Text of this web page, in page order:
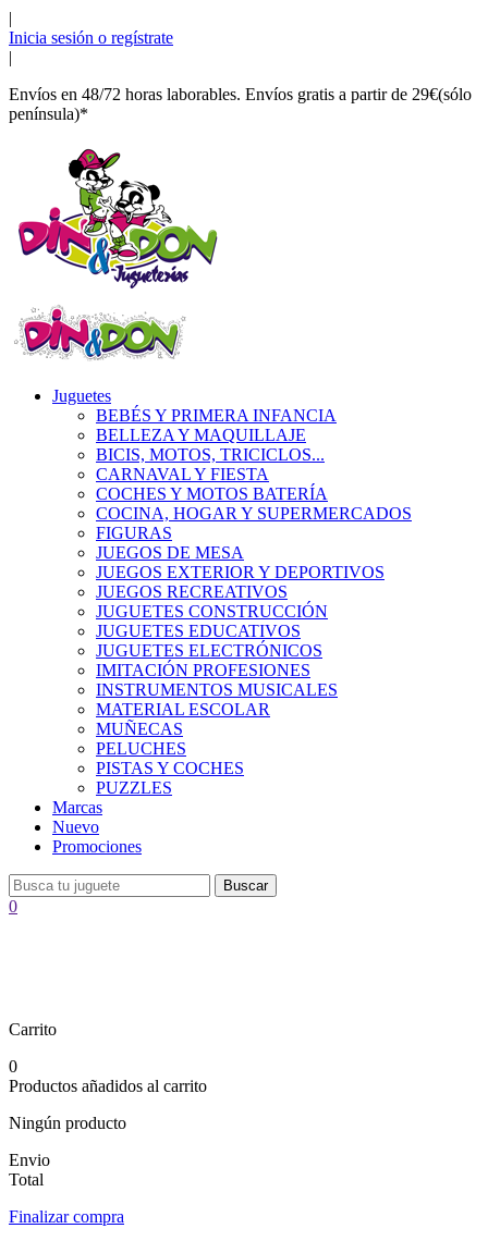
|
Inicia sesión o regístrate
|
Envíos en 48/72 horas laborables. Envíos gratis a partir de 29€(sólo
península)*
Juguetes
BEBÉS Y PRIMERA INFANCIA
BELLEZA Y MAQUILLAJE
BICIS, MOTOS, TRICICLOS...
CARNAVAL Y FIESTA
COCHES Y MOTOS BATERÍA
COCINA, HOGAR Y SUPERMERCADOS
FIGURAS
JUEGOS DE MESA
JUEGOS EXTERIOR Y DEPORTIVOS
JUEGOS RECREATIVOS
JUGUETES CONSTRUCCIÓN
JUGUETES EDUCATIVOS
JUGUETES ELECTRÓNICOS
IMITACIÓN PROFESIONES
INSTRUMENTOS MUSICALES
MATERIAL ESCOLAR
MUÑECAS
PELUCHES
PISTAS Y COCHES
PUZZLES
Marcas
Nuevo
Promociones
Buscar
0
Carrito
0
Productos añadidos al carrito
Ningún producto
Envio
Total
Finalizar compra